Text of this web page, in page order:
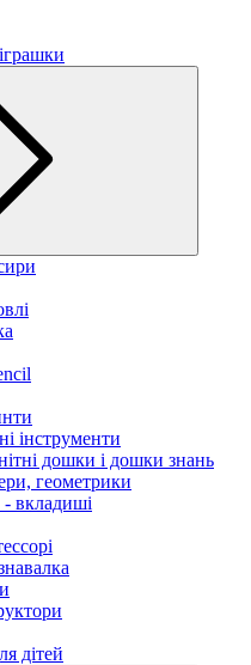
інструменти
дошки і дошки знань
геометрики
вкладиші
дітей